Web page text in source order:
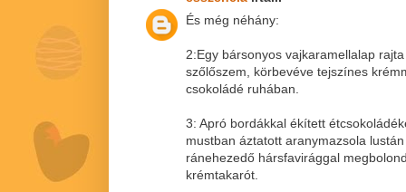
És még néhány:
2:Egy bársonyos vajkaramellalap
szőlőszem, körbevéve tejszínes
csokoládé ruhában.
3: Apró bordákkal ékített
mustban áztatott aranymazsola
ránehezedő hársfavirággal
krémtakarót.